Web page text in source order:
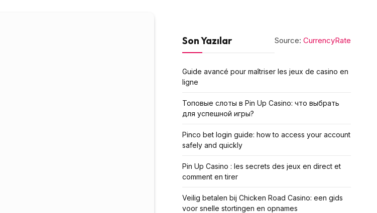
Source: CurrencyRate
Son Yazılar
Guide avancé pour maîtriser les jeux de casino en
ligne
Топовые слоты в Pin Up Casino: что выбрать
для успешной игры?
Pinco bet login guide: how to access your account
safely and quickly
Pin Up Casino : les secrets des jeux en direct et
comment en tirer
Veilig betalen bij Chicken Road Сasino: een gids
voor snelle stortingen en opnames